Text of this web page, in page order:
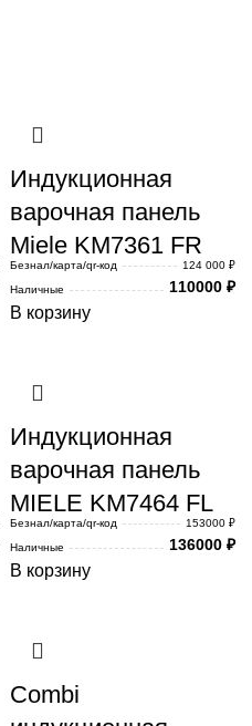
Индукционная
варочная панель
Miele KM7361 FR
Безнал/карта/qr-код
124 000 ₽
Наличные
110000 ₽
В корзину
Индукционная
варочная панель
MIELE KM7464 FL
Безнал/карта/qr-код
153000 ₽
Наличные
136000 ₽
В корзину
Combi